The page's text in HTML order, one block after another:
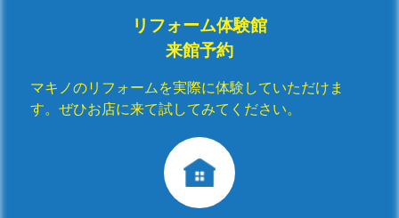
リフォーム体験館
来館予約
マキノのリフォームを実際に体験していただけま
す。ぜひお店に来て試してみてください。